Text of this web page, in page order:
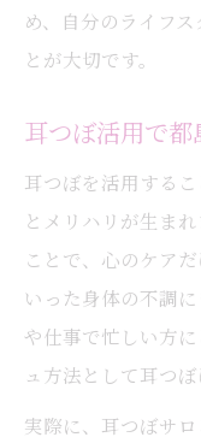
め、自分のライフ
とが大切です。
耳つぼ活用で
耳つぼを活用する
とメリハリが生ま
ことで、心のケア
いった身体の不調
や仕事で忙しい方
ュ方法として耳つぼ
実際に、耳つぼサ